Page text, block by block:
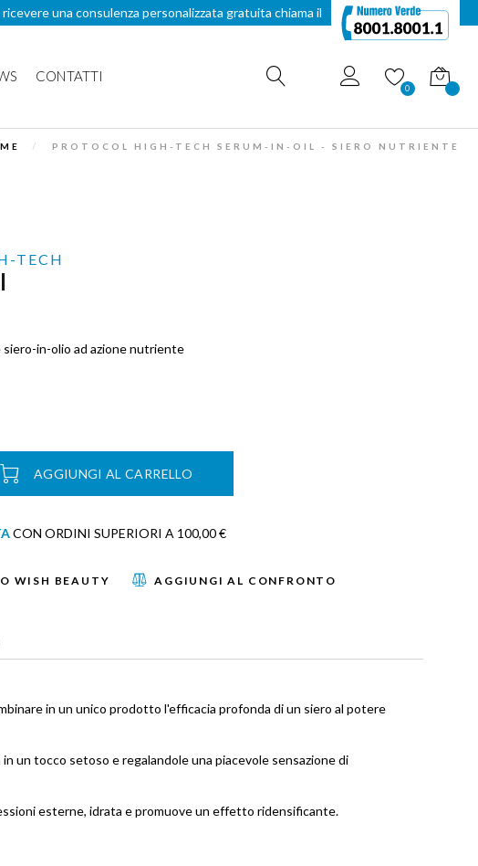
ricevere una consulenza personalizzata gratuita chiama il
0 Carrello
CONTATTI
PROTOCOL HIGH-TECH SERUM-IN-OIL - SIERO NUTRIENTE
TECH
in-olio ad azione nutriente
AGGIUNGI AL CARRELLO
CON ORDINI SUPERIORI A 100,00 €
WISH BEAUTY AGGIUNGI AL CONFRONTO
in un unico prodotto l'efficacia profonda di un siero al potere
un tocco setoso e regalandole una piacevole sensazione di
esterne, idrata e promuove un effetto ridensificante.